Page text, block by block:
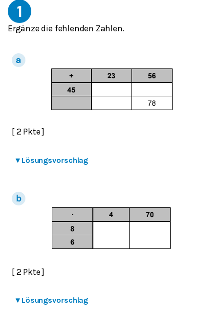
1
Ergänze die fehlenden Zahlen.
[ 2 Pkte ]
▾ Lösungsvorschlag
[ 2 Pkte ]
▾ Lösungsvorschlag